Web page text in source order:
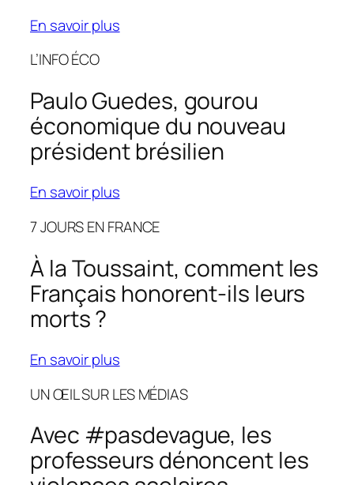
En savoir plus
L’INFO ÉCO
Paulo Guedes, gourou
économique du nouveau
président brésilien
En savoir plus
7 JOURS EN FRANCE
À la Toussaint, comment les
Français honorent-ils leurs
morts ?
En savoir plus
UN ŒIL SUR LES MÉDIAS
Avec #pasdevague, les
professeurs dénoncent les